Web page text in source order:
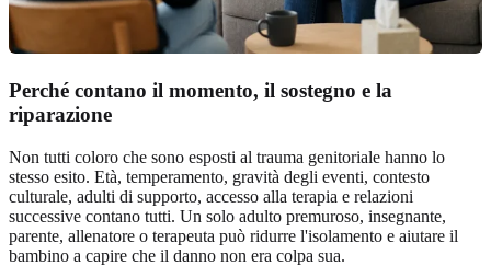
Perché contano il momento, il sostegno e la
riparazione
Non tutti coloro che sono esposti al trauma genitoriale hanno lo
stesso esito. Età, temperamento, gravità degli eventi, contesto
culturale, adulti di supporto, accesso alla terapia e relazioni
successive contano tutti. Un solo adulto premuroso, insegnante,
parente, allenatore o terapeuta può ridurre l'isolamento e aiutare il
bambino a capire che il danno non era colpa sua.